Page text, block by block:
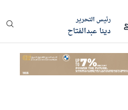
رئيس التحرير
دينا عبدالفتاح